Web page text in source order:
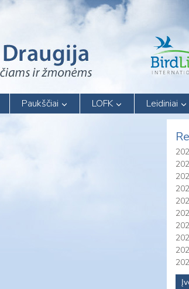
Paukščiai LOFK Leidiniai